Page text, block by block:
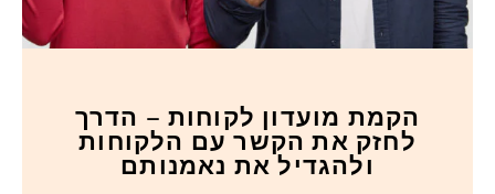
הקמת מועדון לקוחות – הדרך
לחזק את הקשר עם הלקוחות
ולהגדיל את נאמנותם